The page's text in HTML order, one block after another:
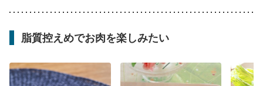
脂質控えめでお肉を楽しみたい